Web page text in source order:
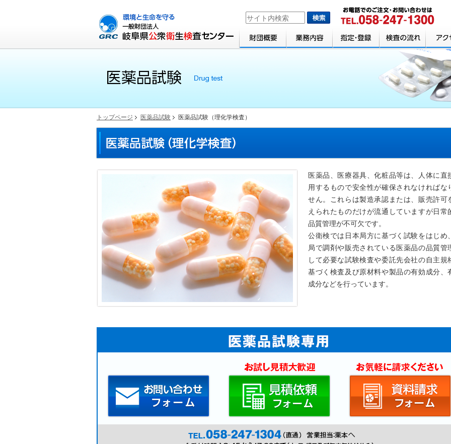
トップページ 医薬品試験 医薬品試験（理化学検査）
医薬品、医療器具、化粧品等は、人体に直
用するもので安全性が確保されなければな
せん。これらは製造承認または、販売許可
えられたものだけが流通していますが日常
品質管理が不可欠です。
公衛検では日本局方に基づく試験をはじめ
局で調剤や販売されている医薬品の品質管
して必要な試験検査や委託先会社の自主規
基づく検査及び原材料や製品の有効成分、
成分などを行っています。